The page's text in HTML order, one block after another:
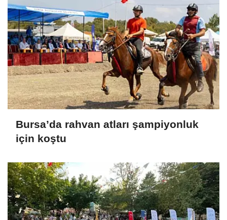
Bursa’da rahvan atları şampiyonluk
için koştu